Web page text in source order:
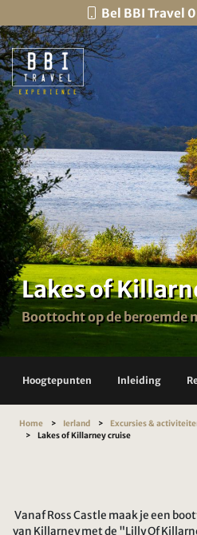
Bel BBI Travel
Lakes of
Boottocht op de beroemde
Hoogtepunten Inleiding
Home Ierland
Excursies &
Lakes of Killarney cruise
Vanaf Ross Castle maak je een
van Killarney met de "Lilly Of